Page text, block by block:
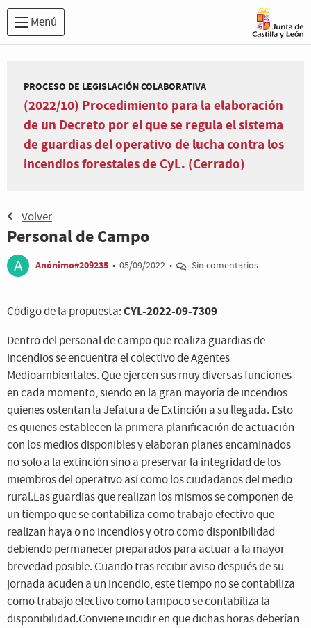
Menú
PROCESO DE LEGISLACIÓN COLABORATIVA
(2022/10) Procedimiento para la elaboración
de un Decreto por el que se regula el sistema
de guardias del operativo de lucha contra los
incendios forestales de CyL. (Cerrado)
Volver
Personal de Campo
Anónimo#209235 • 05/09/2022 • Sin comentarios
Código de la propuesta:CYL-2022-09-7309
Dentro del personal de campo que realiza guardias de
incendios se encuentra el colectivo de Agentes
Medioambientales. Que ejercen sus muy diversas funciones
en cada momento, siendo en la gran mayoría de incendios
quienes ostentan la Jefatura de Extinción a su llegada. Esto
es quienes establecen la primera planificación de actuación
con los medios disponibles y elaboran planes encaminados
no solo a la extinción sino a preservar la integridad de los
miembros del operativo así como los ciudadanos del medio
rural.Las guardias que realizan los mismos se componen de
un tiempo que se contabiliza como trabajo efectivo que
realizan haya o no incendios y otro como disponibilidad
debiendo permanecer preparados para actuar a la mayor
brevedad posible. Cuando tras recibir aviso después de su
jornada acuden a un incendio, este tiempo no se contabiliza
como trabajo efectivo como tampoco se contabiliza la
disponibilidad.Conviene incidir en que dichas horas deberían